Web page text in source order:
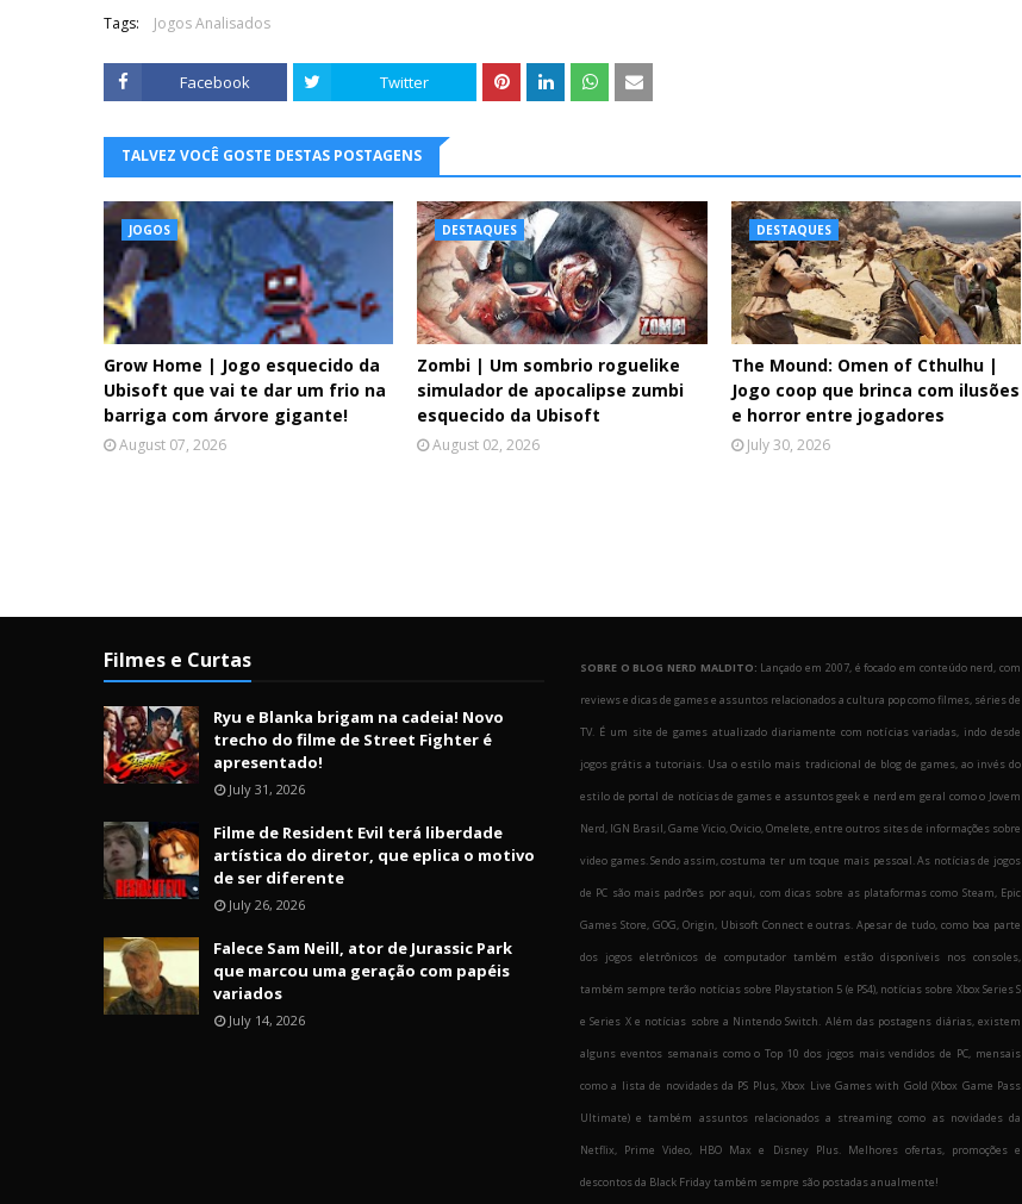
Tags: Jogos Analisados
Facebook Twitter
TALVEZ VOCÊ GOSTE DESTAS POSTAGENS
JOGOS
Grow Home | Jogo esquecido da
Ubisoft que vai te dar um frio na
barriga com árvore gigante!
August 07, 2026
DESTAQUES
Zombi | Um sombrio roguelike
simulador de apocalipse zumbi
esquecido da Ubisoft
August 02, 2026
DESTAQUES
The Mound: Omen of Cthulhu |
Jogo coop que brinca com ilusões
e horror entre jogadores
July 30, 2026
Filmes e Curtas
Ryu e Blanka brigam na cadeia! Novo
trecho do filme de Street Fighter é
apresentado!
July 31, 2026
Filme de Resident Evil terá liberdade
artística do diretor, que eplica o motivo
de ser diferente
July 26, 2026
Falece Sam Neill, ator de Jurassic Park
que marcou uma geração com papéis
variados
July 14, 2026
SOBRE O BLOG NERD MALDITO: Lançado em 2007, é focado em conteúdo nerd, com
reviews e dicas de games e assuntos relacionados a cultura pop como filmes, séries de
TV. É um site de games atualizado diariamente com notícias variadas, indo desde
jogos grátis a tutoriais. Usa o estilo mais tradicional de blog de games, ao invés do
estilo de portal de notícias de games e assuntos geek e nerd em geral como o Jovem
Nerd, IGN Brasil, Game Vicio, Ovicio, Omelete, entre outros sites de informações sobre
video games. Sendo assim, costuma ter um toque mais pessoal. As notícias de jogos
de PC são mais padrões por aqui, com dicas sobre as plataformas como Steam, Epic
Games Store, GOG, Origin, Ubisoft Connect e outras. Apesar de tudo, como boa parte
dos jogos eletrônicos de computador também estão disponíveis nos consoles,
também sempre terão notícias sobre Playstation 5 (e PS4), notícias sobre Xbox Series S
e Series X e notícias sobre a Nintendo Switch. Além das postagens diárias, existem
alguns eventos semanais como o Top 10 dos jogos mais vendidos de PC, mensais
como a lista de novidades da PS Plus, Xbox Live Games with Gold (Xbox Game Pass
Ultimate) e também assuntos relacionados a streaming como as novidades da
Netflix, Prime Video, HBO Max e Disney Plus. Melhores ofertas, promoções e
descontos da Black Friday também sempre são postadas anualmente!